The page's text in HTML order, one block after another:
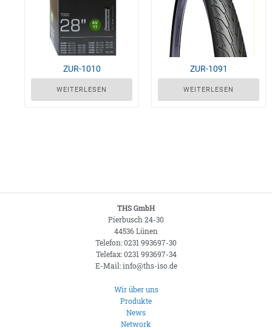
ZUR-1010
WEITERLESEN
ZUR-1091
WEITERLESEN
THS GmbH
Pierbusch 24-30
44536 Lünen
Telefon: 0231 993697-30
Telefax: 0231 993697-34
E-Mail: info@ths-iso.de
Wir über uns
Produkte
News
Network